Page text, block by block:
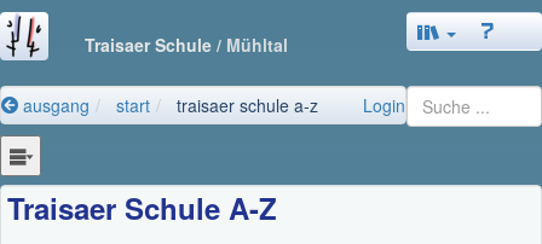
Traisaer Schule / Mühltal
ausgang start traisaer schule a-z Login
Traisaer Schule A-Z